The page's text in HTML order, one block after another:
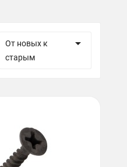
От новых к
старым
